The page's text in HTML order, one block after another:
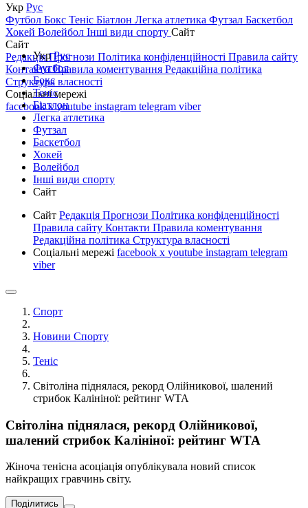
Укр Рус
Футбол Бокс Теніс Біатлон Легка атлетика Футзал Баскетбол
Хокей Волейбол Інші види спорту Сайт
Сайт
РедакціяПрогнози Політика конфіденційності Правила сайту
КонтактиПравила коментування Редакційна політика
Структура власності
Соціальні мережі
facebookxyoutube instagram telegram viber
УкрРус
Футбол
Бокс
Теніс
Біатлон
Легка атлетика
Футзал
Баскетбол
Хокей
Волейбол
Інші види спорту
Сайт
Сайт Редакція Прогнози Політика конфіденційності
Правила сайту Контакти Правила коментування
Редакційна політика Структура власності
Соціальні мережі facebook x youtube instagram telegram
viber
Спорт
Новини Спорту
Теніс
Світоліна піднялася, рекорд Олійникової, шалений
стрибок Калініної: рейтинг WTA
Світоліна піднялася, рекорд Олійникової,
шалений стрибок Калініної: рейтинг WTA
Жіноча тенісна асоціація опублікувала новий список
найкращих гравчинь світу.
Поділитись